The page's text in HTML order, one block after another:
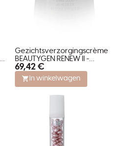
Gezichtsverzorgingscrème
BEAUTYGEN RENEW II -
VELVET TOUCH
69,42 €
In winkelwagen